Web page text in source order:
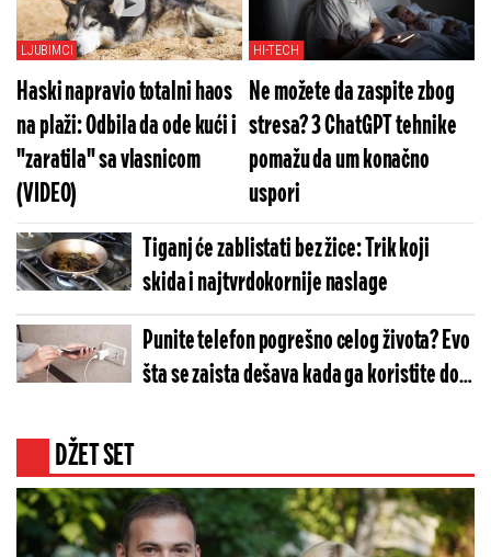
LJUBIMCI
Haski napravio totalni haos
na plaži: Odbila da ode kući i
"zaratila" sa vlasnicom
(VIDEO)
HI-TECH
Ne možete da zaspite zbog
stresa? 3 ChatGPT tehnike
pomažu da um konačno
uspori
Tiganj će zablistati bez žice: Trik koji
skida i najtvrdokornije naslage
Punite telefon pogrešno celog života? Evo
šta se zaista dešava kada ga koristite dok
DŽET SET